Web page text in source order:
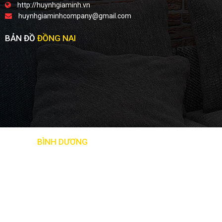
http://huynhgiaminh.vn
huynhgiaminhcompany@gmail.com
BẢN ĐỒĐỒNG NAI
BÌNH DƯƠNG